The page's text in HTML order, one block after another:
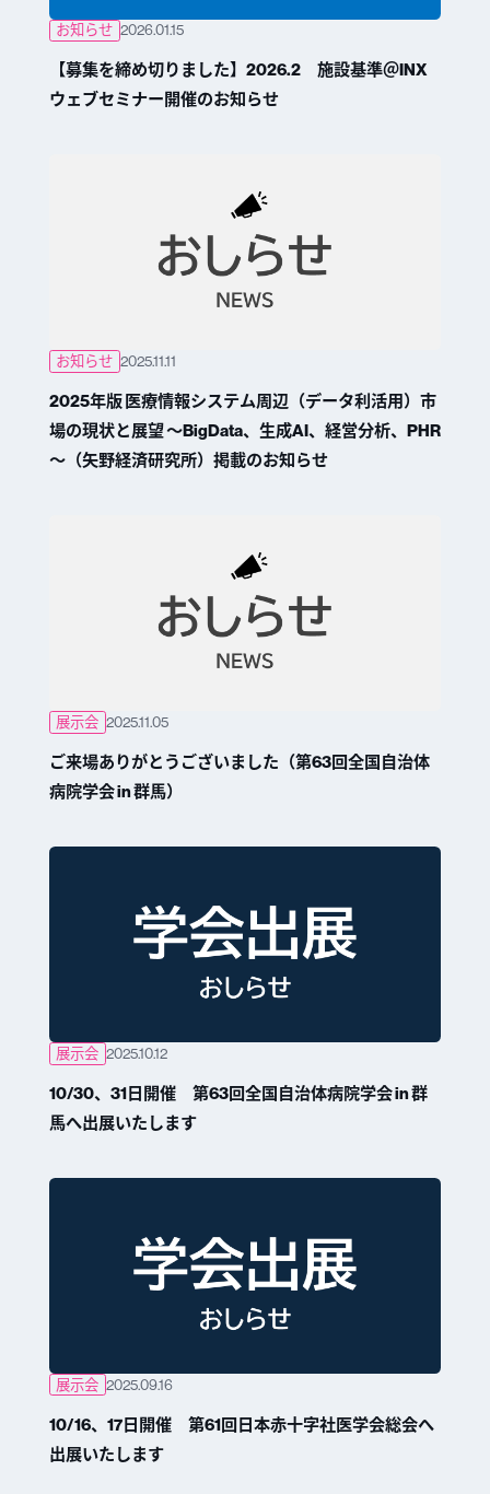
お知らせ 2026.01.15
【募集を締め切りました】2026.2 施設基準＠INX
ウェブセミナー開催のお知らせ
お知らせ 2025.11.11
2025年版 医療情報システム周辺（データ利活用）市
場の現状と展望 ～BigData、生成AI、経営分析、PHR
～（矢野経済研究所）掲載のお知らせ
展示会 2025.11.05
ご来場ありがとうございました（第63回全国自治体
病院学会 in 群馬）
展示会 2025.10.12
10/30、31日開催 第63回全国自治体病院学会 in 群
馬へ出展いたします
展示会 2025.09.16
10/16、17日開催 第61回日本赤十字社医学会総会へ
出展いたします